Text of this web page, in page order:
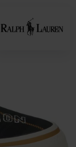
🔁 retours
🚛 Livraison